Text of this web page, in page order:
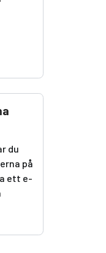
du
på
ett e-